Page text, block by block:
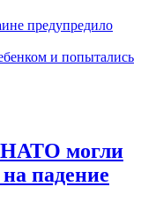
предупредило
и попытались
могли
падение